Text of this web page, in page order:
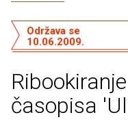
časopisa
Održava se
10.06.2009.